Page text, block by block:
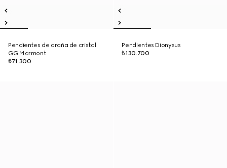
Pendientes de araña de cristal
GG Marmont
₺71.300
Pendientes Dionysus
₺130.700